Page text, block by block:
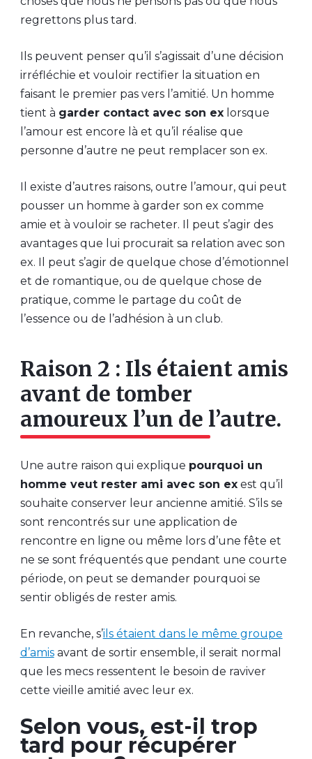
regrettons plus tard.
Ils peuvent penser qu’il s’agissait d’une décision
irréfléchie et vouloir rectifier la situation en
faisant le premier pas vers l’amitié. Un homme
tient à garder contact avec son exlorsque
l’amour est encore là et qu’il réalise que
personne d’autre ne peut remplacer son ex.
Il existe d’autres raisons, outre l’amour, qui peut
pousser un homme à garder son ex comme
amie et à vouloir se racheter. Il peut s’agir des
avantages que lui procurait sa relation avec son
ex. Il peut s’agir de quelque chose d’émotionnel
et de romantique, ou de quelque chose de
pratique, comme le partage du coût de
l’essence ou de l’adhésion à un club.
Raison 2 : Ils étaient amis
avant de tomber
amoureux l’un de l’autre.
Une autre raison qui explique pourquoi un
homme veut rester ami avec son exest qu’il
souhaite conserver leur ancienne amitié. S’ils se
sont rencontrés sur une application de
rencontre en ligne ou même lors d’une fête et
ne se sont fréquentés que pendant une courte
période, on peut se demander pourquoi se
sentir obligés de rester amis.
En revanche, s’ils étaient dans le même groupe
d’amisavant de sortir ensemble, il serait normal
que les mecs ressentent le besoin de raviver
cette vieille amitié avec leur ex.
Selon vous, est-il trop
tard pour récupérer